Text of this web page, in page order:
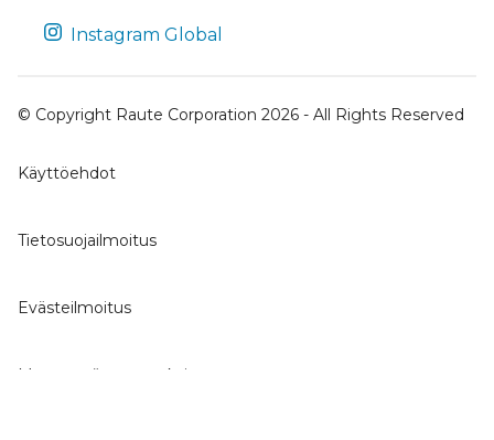
Instagram Global
© Copyright Raute Corporation 2026 - All Rights Reserved
Käyttöehdot
Tietosuojailmoitus
Evästeilmoitus
Muuta evästeasetuksia